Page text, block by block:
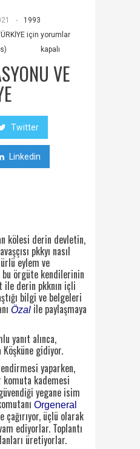
-
1993
için yorumlar
kapalı
VE
Twitter
Linkedin
kölesi derin devletin,
pkkyı nasıl
eylem ve
örgüte kendilerinin
derin pkknın içli
bilgi ve belgeleri
Özal ile paylaşmaya
yanıt alınca,
Köşküne gidiyor.
yaparken,
komuta kademesi
yegane isim
Orgeneral
çağırıyor, üçlü olarak
ediyorlar. Toplantı
üretiyorlar.